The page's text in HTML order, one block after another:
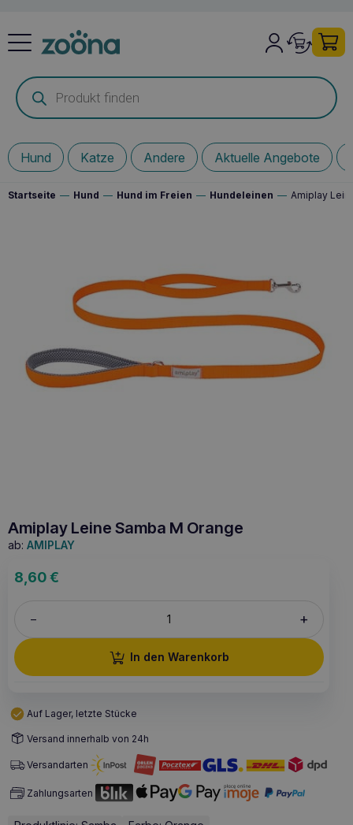
Products
search
Hund Katze Andere Aktuelle Angebote
Startseite — Hund — Hund im Freien — Hundeleinen — Amiplay
Amiplay Leine Samba M Orange
ab: AMIPLAY
8,60€
– +
In den Warenkorb
Auf Lager, letzte Stücke
Versand innerhalb von 24h
Versandarten
Zahlungsarten